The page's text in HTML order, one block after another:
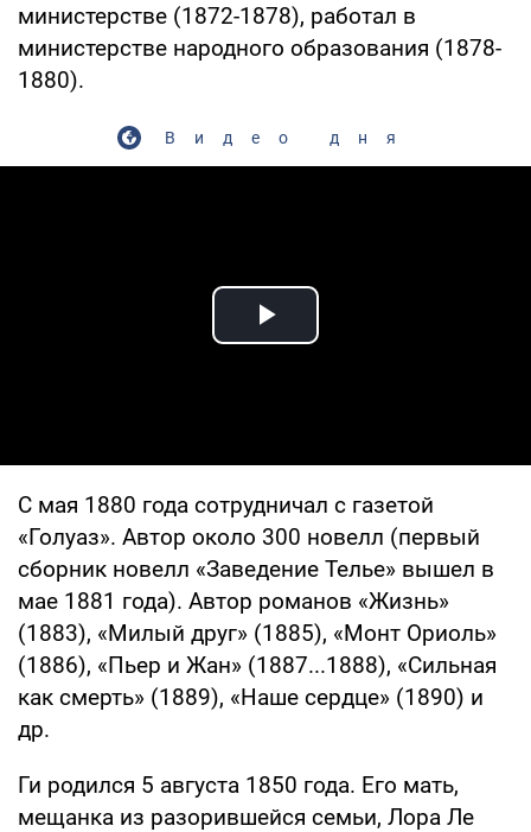
министерстве (1872-1878), работал в
министерстве народного образования (1878-
1880).
Видео дня
Play Video
С мая 1880 года сотрудничал с газетой
«Голуаз». Автор около 300 новелл (первый
сборник новелл «Заведение Телье» вышел в
мае 1881 года). Автор романов «Жизнь»
(1883), «Милый друг» (1885), «Монт Ориоль»
(1886), «Пьер и Жан» (1887...1888), «Сильная
как смерть» (1889), «Наше сердце» (1890) и
др.
Ги родился 5 августа 1850 года. Его мать,
мещанка из разорившейся семьи, Лора Ле